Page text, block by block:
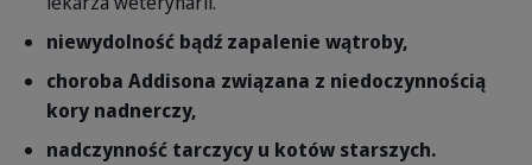
niewydolność bądź zapalenie wątroby,
choroba Addisona związana z niedoczynnością
kory nadnerczy,
nadczynność tarczycy u kotów starszych.